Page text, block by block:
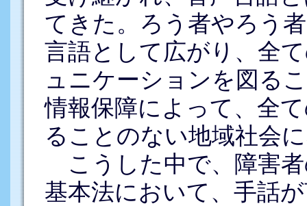
てきた。ろう者やろう
言語として広がり、全
ュニケーションを図る
情報保障によって、全
ることのない地域社会
こうした中で、障害
基本法において、手話